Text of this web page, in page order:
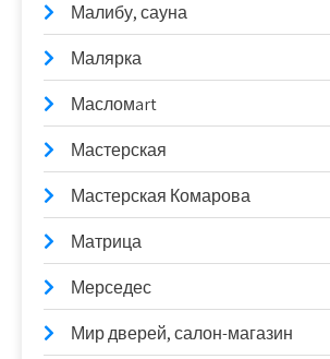
Малибу, сауна
Малярка
Масломart
Мастерская
Мастерская Комарова
Матрица
Мерседес
Мир дверей, салон-магазин